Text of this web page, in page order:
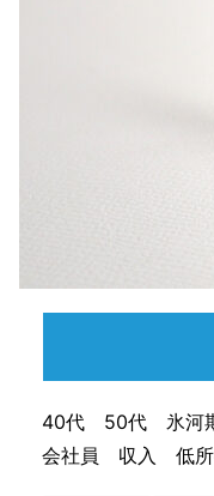
40代 50代 氷
会社員 収入 低